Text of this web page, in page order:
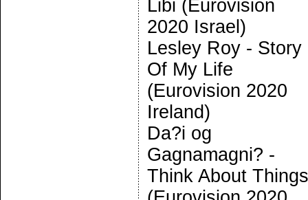
Libi (Eurovision
2020 Israel)
Lesley Roy - Story
Of My Life
(Eurovision 2020
Ireland)
Da?i og
Gagnamagni? -
Think About Things